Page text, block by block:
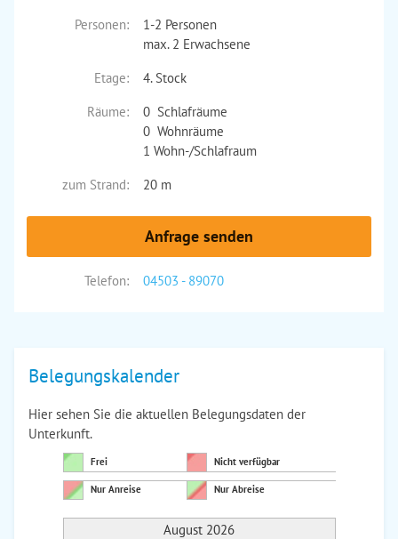
Personen:
1-2 Personen
max. 2 Erwachsene
Etage:
4. Stock
Räume:
0 Schlafräume
0 Wohnräume
1 Wohn-/Schlafraum
zum Strand:
20 m
Anfrage senden
Telefon: 04503 - 89070
Belegungskalender
Hier sehen Sie die aktuellen Belegungsdaten der
Unterkunft.
Frei Nicht verfügbar
Nur Anreise Nur Abreise
August 2026